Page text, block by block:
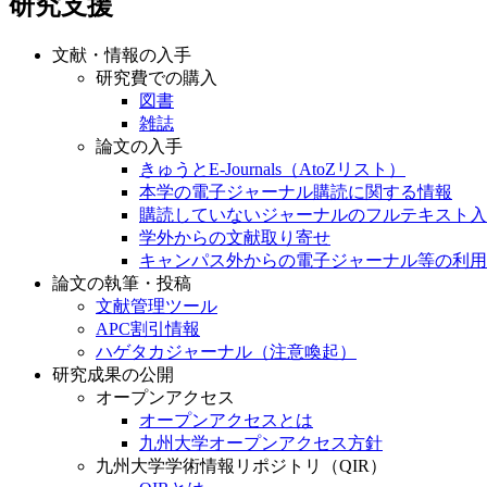
研究支援
文献・情報の入手
研究費での購入
図書
雑誌
論文の入手
きゅうとE-Journals（AtoZリスト）
本学の電子ジャーナル購読に関する情報
購読していないジャーナルのフルテキスト
学外からの文献取り寄せ
キャンパス外からの電子ジャーナル等の利用
論文の執筆・投稿
文献管理ツール
APC割引情報
ハゲタカジャーナル（注意喚起）
研究成果の公開
オープンアクセス
オープンアクセスとは
九州大学オープンアクセス方針
九州大学学術情報リポジトリ（QIR）